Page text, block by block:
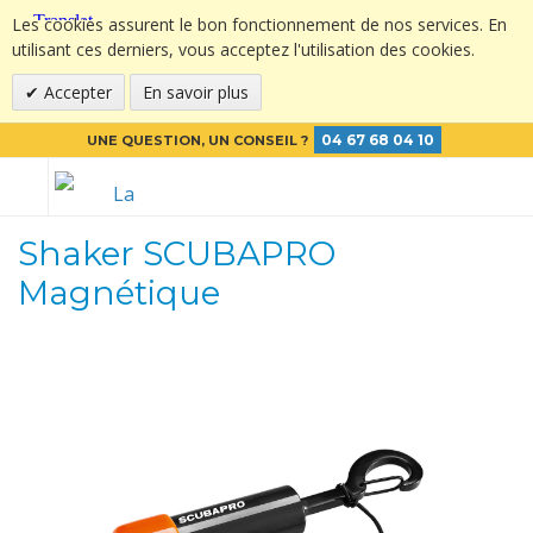
Les cookies assurent le bon fonctionnement de nos services. En
utilisant ces derniers, vous acceptez l'utilisation des cookies.
Accepter
En savoir plus
UNE QUESTION, UN CONSEIL ? 04 67 68 04 10
Shaker SCUBAPRO
Magnétique